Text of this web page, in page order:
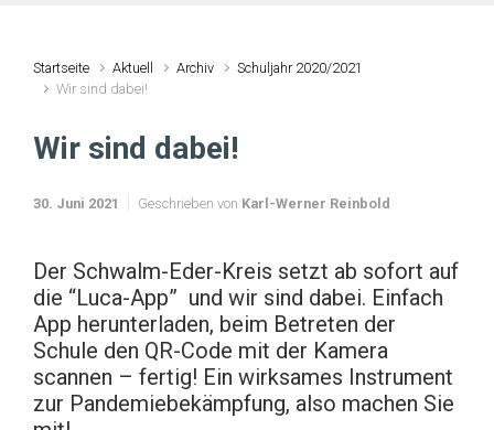
Startseite Aktuell Archiv
Schuljahr 2020/2021
Wir sind dabei!
Wir sind dabei!
30. Juni 2021 Geschrieben von Karl-Werner Reinbold
Der Schwalm-Eder-Kreis setzt ab sofort auf
die “Luca-App” und wir sind dabei. Einfach
App herunterladen, beim Betreten der
Schule den QR-Code mit der Kamera
scannen – fertig! Ein wirksames Instrument
zur Pandemiebekämpfung, also machen Sie